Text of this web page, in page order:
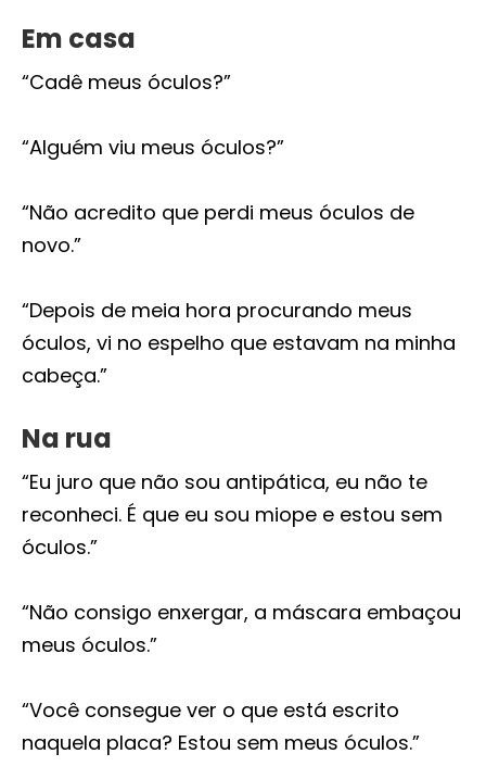
Em casa
“Cadê meus óculos?”
“Alguém viu meus óculos?”
“Não acredito que perdi meus óculos de
novo.”
“Depois de meia hora procurando meus
óculos, vi no espelho que estavam na minha
cabeça.”
Na rua
“Eu juro que não sou antipática, eu não te
reconheci. É que eu sou miope e estou sem
óculos.”
“Não consigo enxergar, a máscara embaçou
meus óculos.”
“Você consegue ver o que está escrito
naquela placa? Estou sem meus óculos.”